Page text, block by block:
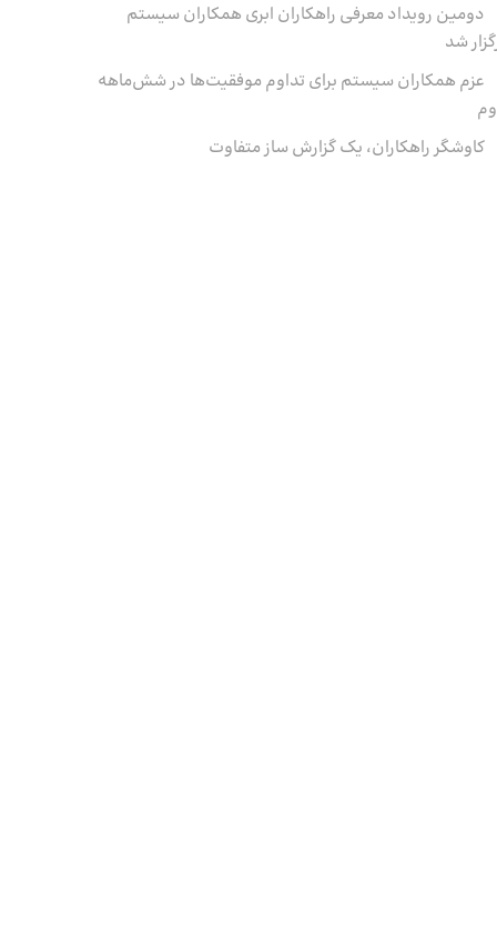
دومین رویداد معرفی راهکاران ابری همکاران سیستم
شد
عزم همکاران سیستم برای تداوم موفقیت‌ها در شش‌ماهه‌
کاوشگر راهکاران، یک گزارش ساز متفاوت